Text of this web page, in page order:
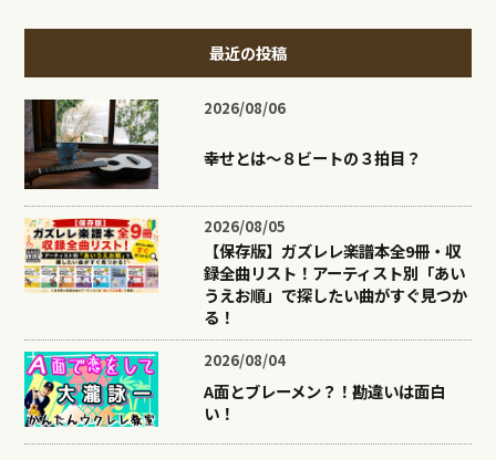
最近の投稿
2026/08/06
幸せとは〜８ビートの３拍目？
2026/08/05
【保存版】ガズレレ楽譜本全9冊・収
録全曲リスト！アーティスト別「あい
うえお順」で探したい曲がすぐ見つか
る！
2026/08/04
A面とブレーメン？！勘違いは面白
い！